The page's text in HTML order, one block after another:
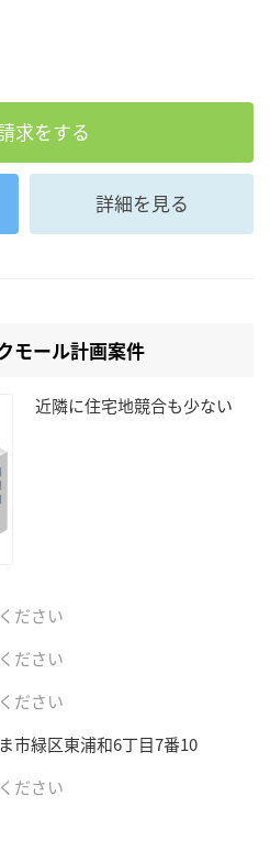
求をする
詳細を見る
モール計画案件
近隣に住宅地競合も少ない
ださい
ださい
ださい
市緑区東浦和6丁目7番10
ださい